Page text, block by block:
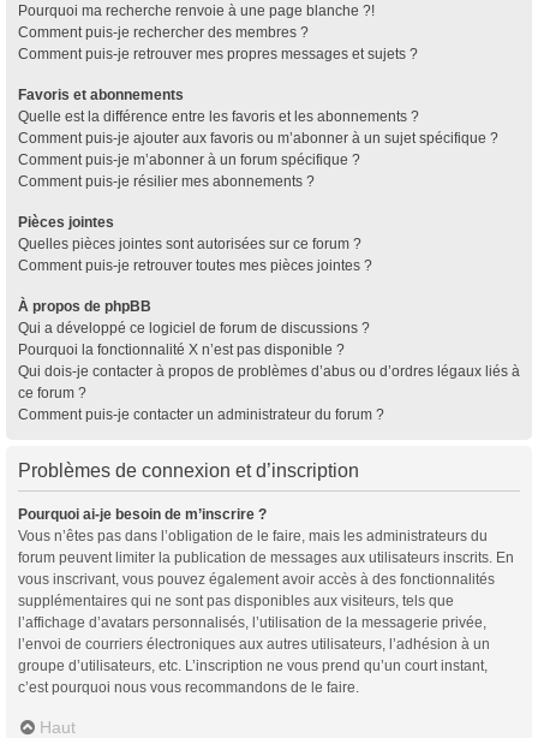
Pourquoi ma recherche renvoie à une page blanche ?!
Comment puis-je rechercher des membres ?
Comment puis-je retrouver mes propres messages et sujets ?
Favoris et abonnements
Quelle est la différence entre les favoris et les abonnements ?
Comment puis-je ajouter aux favoris ou m’abonner à un sujet spécifique ?
Comment puis-je m’abonner à un forum spécifique ?
Comment puis-je résilier mes abonnements ?
Pièces jointes
Quelles pièces jointes sont autorisées sur ce forum ?
Comment puis-je retrouver toutes mes pièces jointes ?
À propos de phpBB
Qui a développé ce logiciel de forum de discussions ?
Pourquoi la fonctionnalité X n’est pas disponible ?
Qui dois-je contacter à propos de problèmes d’abus ou d’ordres légaux liés à
ce forum ?
Comment puis-je contacter un administrateur du forum ?
Problèmes de connexion et d’inscription
Pourquoi ai-je besoin de m’inscrire ?
Vous n’êtes pas dans l’obligation de le faire, mais les administrateurs du
forum peuvent limiter la publication de messages aux utilisateurs inscrits. En
vous inscrivant, vous pouvez également avoir accès à des fonctionnalités
supplémentaires qui ne sont pas disponibles aux visiteurs, tels que
l’affichage d’avatars personnalisés, l’utilisation de la messagerie privée,
l’envoi de courriers électroniques aux autres utilisateurs, l’adhésion à un
groupe d’utilisateurs, etc. L’inscription ne vous prend qu’un court instant,
c’est pourquoi nous vous recommandons de le faire.
Haut